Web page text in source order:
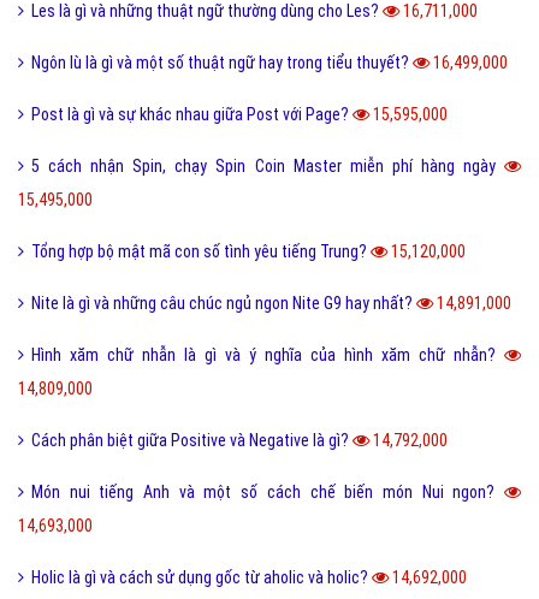
Les là gì và những thuật ngữ thường dùng cho Les? 16,711,000
Ngôn lù là gì và một số thuật ngữ hay trong tiểu thuyết? 16,499,000
Post là gì và sự khác nhau giữa Post với Page? 15,595,000
5 cách nhận Spin, chạy Spin Coin Master miễn phí hàng ngày
15,495,000
Tổng hợp bộ mật mã con số tình yêu tiếng Trung? 15,120,000
Nite là gì và những câu chúc ngủ ngon Nite G9 hay nhất? 14,891,000
Hình xăm chữ nhẫn là gì và ý nghĩa của hình xăm chữ nhẫn?
14,809,000
Cách phân biệt giữa Positive và Negative là gì? 14,792,000
Món nui tiếng Anh và một số cách chế biến món Nui ngon?
14,693,000
Holic là gì và cách sử dụng gốc từ aholic và holic? 14,692,000